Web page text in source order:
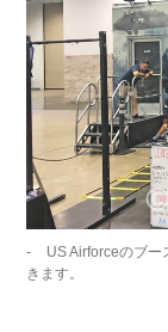
US Airforceのブ
きます。